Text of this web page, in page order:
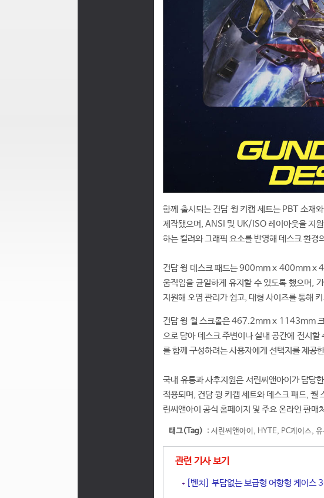
함께 출시되는 건담 윙 키캡 세트는 PBT 소재
제작됐으며, ANSI 및 UK/ISO 레이아웃을 지
하는 컬러와 그래픽 요소를 반영해 데스크 환경
건담 윙 데스크 패드는 900mm x 400mm x
움직임을 균일하게 유지할 수 있도록 했으며,
지원해 오염 관리가 쉽고, 대형 사이즈를 통해
건담 윙 월 스크롤은 467.2mm x 1143mm 크
으로 담아 데스크 주변이나 실내 공간에 전시
를 함께 구성하려는 사용자에게 선택지를 제공
국내 유통과 사후지원은 서린씨앤아이가 담
적용되며, 건담 윙 키캡 세트와 데스크 패드, 월
린씨앤아이 공식 홈페이지 및 주요 온라인 판매
태그(Tag) : 서린씨앤아이 , HYTE, PC케이스,
관련 기사 보기
[벤치] 부담없는 보급형 어항형 케이스